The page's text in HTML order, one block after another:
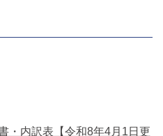
内訳表【令和8年4月1日更